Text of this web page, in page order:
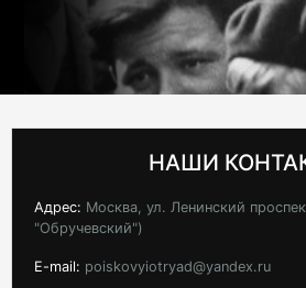
НАШИ
Адрес: Москва, ул. Ленинский
"Обручевский")
E-mail: poiskovyiotryad@yandex.ru